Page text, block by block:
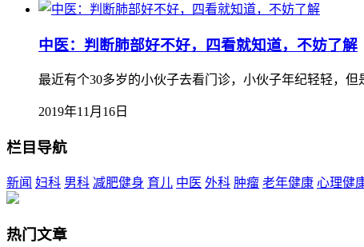
中医：判断肺部好不好，四看就知道，不妨了解
最近有个30多岁的小伙子去看门诊，小伙子年纪轻轻，
2019年11月16日
栏目导航
新闻 妇科 男科 减肥健身 育儿 中医 外科 肿瘤 老年健康 心理健
热门文章